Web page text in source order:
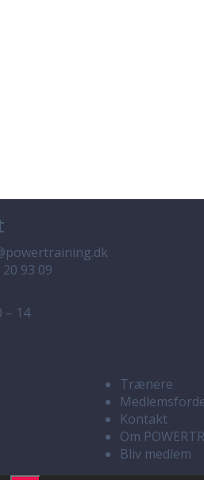
20 93 09
– 14
Trænere
Kontakt
Om
Bliv medlem